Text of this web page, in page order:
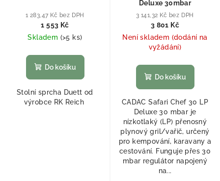
1 283,47 Kč bez DPH
1 553 Kč
Skladem (>5 ks)
Do košíku
Stolní sprcha Duett od
výrobce RK Reich
Deluxe 30mbar
3 141,32 Kč bez DPH
3 801 Kč
Není skladem (dodání na
vyžádání)
Do košíku
CADAC Safari Chef 30 LP
Deluxe 30 mbar je
nízkotlaký (LP) přenosný
plynový gril/vařič, určený
pro kempování, karavany a
cestování. Funguje přes 30
mbar regulátor napojený
na...